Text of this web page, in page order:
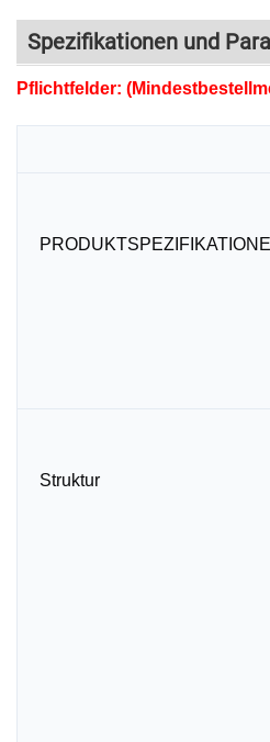
Spezifikationen und
Pflichtfelder:
Struktur